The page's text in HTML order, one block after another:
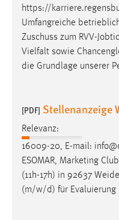
https://
Umfangreiche
Zuschuss zum RVV-
Vielfalt sowie
die Grundlage unserer
[PDF] Stellenanzeige
Relevanz:
16009-20, E-mail:
ESOMAR, Marketing
(11h-17h) in 92637
(m/w/d) für Evaluierung